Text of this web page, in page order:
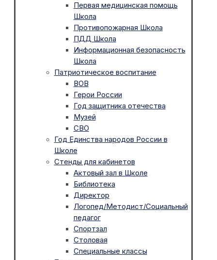
Первая медицинская помощь
Школа
Противопожарная Школа
ПДД Школа
Информационная безопасность
Школа
Патриотическое воспитание
ВОВ
Герои России
Год защитника отечества
Музей
СВО
Год Единства народов России в
Школе
Стенды для кабинетов
Актовый зал в Школе
Библиотека
Директор
Логопед/Методист/Социальный
педагог
Спортзал
Столовая
Специальные классы